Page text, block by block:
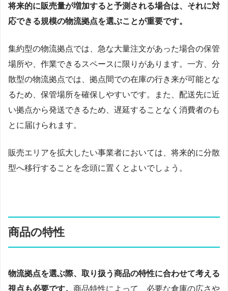
将来的に販売量が増加すると予測される場合は、それに対
応できる規模の物流拠点を選ぶことが重要です。
集約型の物流拠点では、急な大量注文があった場合の保管
場所や、作業できるスペースに限りがあります。一方、分
散型の物流拠点では、拠点間での在庫の行き来が可能とな
るため、保管場所を確保しやすいです。また、配送先に近
い拠点から発送できるため、遅延することなく消費者のも
とに届けられます。
販売エリアを拡大したい事業者においては、将来的に分散
型へ移行することを念頭に置くとよいでしょう。
商品の特性
物流拠点を選ぶ際、取り扱う商品の特性に合わせて考える
視点も必要です。 商品特性によって、必要な倉庫の広さや